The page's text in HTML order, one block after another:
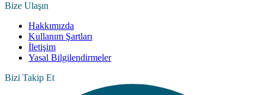
Bize Ulaşın
Hakkımızda
Kullanım Şartları
İletişim
Yasal Bilgilendirmeler
Bizi Takip Et